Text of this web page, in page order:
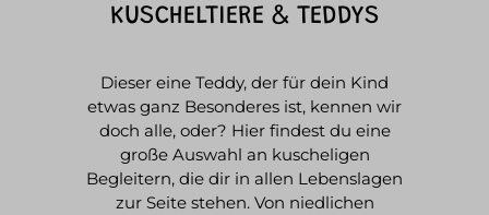
KUSCHELTIERE & TEDDYS
Dieser eine Teddy, der für dein Kind
etwas ganz Besonderes ist, kennen wir
doch alle, oder? Hier findest du eine
große Auswahl an kuscheligen
Begleitern, die dir in allen Lebenslagen
zur Seite stehen. Von niedlichen